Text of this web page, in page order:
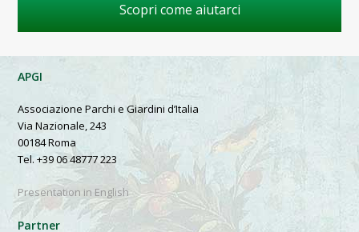
Scopri come aiutarci
APGI
Associazione Parchi e Giardini d’Italia
Via Nazionale, 243
00184 Roma
Tel. +39 06 48777 223
Presentation in English
Partner